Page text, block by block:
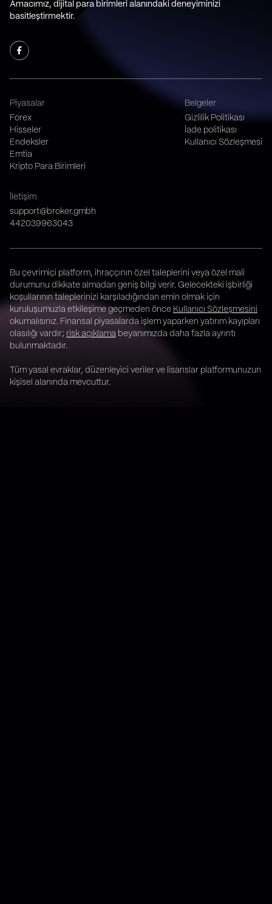
Amacımız, dijital para birimleri alanındaki deneyiminizi
basitleştirmektir.
Piyasalar
Forex
Hisseler
Endeksler
Emtia
Kripto Para Birimleri
Belgeler
Gizlilik Politikası
İade politikası
Kullanıcı Sözleşmesi
İletişim
support@broker.gmbh
442039963043
Bu çevrimiçi platform, ihraççının özel taleplerini veya özel mali
durumunu dikkate almadan geniş bilgi verir. Gelecekteki işbirliği
koşullarının taleplerinizi karşıladığından emin olmak için
kuruluşumuzla etkileşime geçmeden önce Kullanıcı Sözleşmesini
okumalısınız. Finansal piyasalarda işlem yaparken yatırım kayıpları
olasılığı vardır; risk açıklama beyanımızda daha fazla ayrıntı
bulunmaktadır.
Tüm yasal evraklar, düzenleyici veriler ve lisanslar platformunuzun
kişisel alanında mevcuttur.